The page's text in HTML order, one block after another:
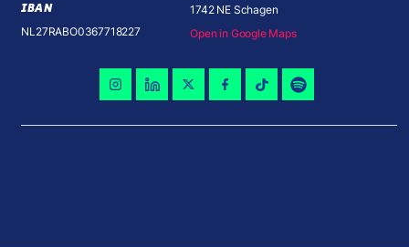
IBAN
NL27RABO0367718227
1742 NE Schagen
Open in Google Maps